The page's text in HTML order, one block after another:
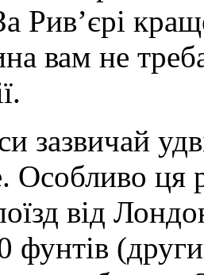
Рив’єрі
вам не
зазвичай
Особливо ця
від
фунтів